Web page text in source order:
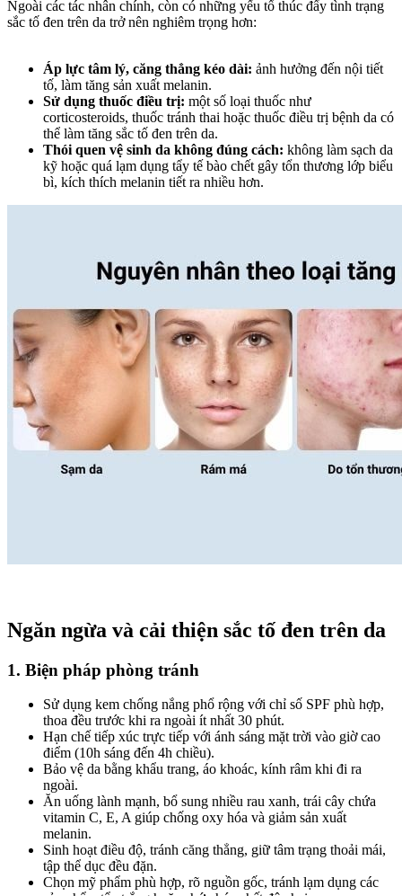
Ngoài các tác nhân chính, còn có những yếu tố thúc đẩy tình trạng
sắc tố đen trên da trở nên nghiêm trọng hơn:
Áp lực tâm lý, căng thẳng kéo dài: ảnh hưởng đến nội tiết
tố, làm tăng sản xuất melanin.
Sử dụng thuốc điều trị: một số loại thuốc như
corticosteroids, thuốc tránh thai hoặc thuốc điều trị bệnh da có
thể làm tăng sắc tố đen trên da.
Thói quen vệ sinh da không đúng cách: không làm sạch da
kỹ hoặc quá lạm dụng tẩy tế bào chết gây tổn thương lớp biểu
bì, kích thích melanin tiết ra nhiều hơn.
Ngăn ngừa và cải thiện sắc tố đen trên da
1. Biện pháp phòng tránh
Sử dụng kem chống nắng phổ rộng với chỉ số SPF phù hợp,
thoa đều trước khi ra ngoài ít nhất 30 phút.
Hạn chế tiếp xúc trực tiếp với ánh sáng mặt trời vào giờ cao
điểm (10h sáng đến 4h chiều).
Bảo vệ da bằng khẩu trang, áo khoác, kính râm khi đi ra
ngoài.
Ăn uống lành mạnh, bổ sung nhiều rau xanh, trái cây chứa
vitamin C, E, A giúp chống oxy hóa và giảm sản xuất
melanin.
Sinh hoạt điều độ, tránh căng thẳng, giữ tâm trạng thoải mái,
tập thể dục đều đặn.
Chọn mỹ phẩm phù hợp, rõ nguồn gốc, tránh lạm dụng các